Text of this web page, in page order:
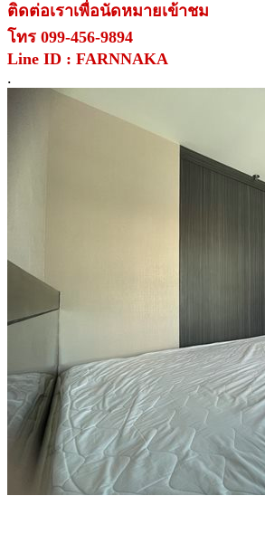
ติดต่อเราเพื่อนัดหมายเข้าชม
โทร 099-456-9894
Line ID : FARNNAKA
.